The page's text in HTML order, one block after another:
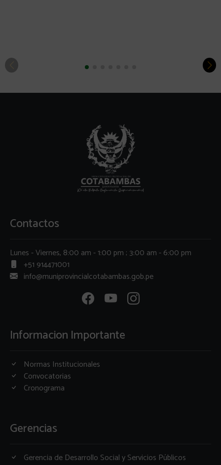
Contactos
Lunes - Viernes, 8:00 am - 1:00 pm ; 3:00 am - 6:00 pm
+51 914471001
info@muniprovincialcotabambas.gob.pe
Informacion Importante
Normas Institucionales
Convocatorias
Cronograma
Gerencias
Gerencia de Desarrollo Social y Servicios Públicos